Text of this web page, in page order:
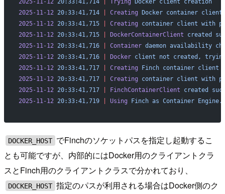
2025-11-12 20:33:41,714 | Creating Docker container client
2025-11-12 20:33:41,715 | Creating container client with
2025-11-12 20:33:41,715 | DockerContainerClient created
2025-11-12 20:33:41,716 | Container daemon availability
2025-11-12 20:33:41,716 | Docker client not created,
2025-11-12 20:33:41,717 | Creating Finch container client
2025-11-12 20:33:41,717 | Creating container client with
2025-11-12 20:33:41,717 | FinchContainerClient created
2025-11-12 20:33:41,719 | Using Finch as Container Engine.
DOCKER_HOST でFinchのソケットパスを指定し起動するこ
とも可能ですが、内部的にはDocker用のクライアントクラ
スとFinch用のクライアントクラスで分かれており、
DOCKER_HOST 指定のパスが利用される場合はDocker側のク